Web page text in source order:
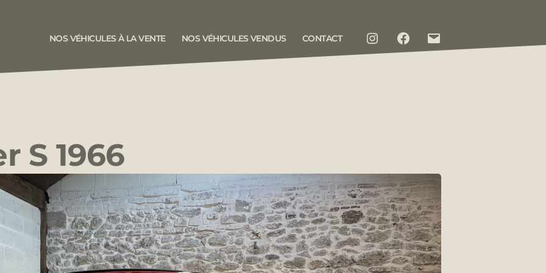
NOS VÉHICULES À LA VENTE NOS VÉHICULES VENDUS
CONTACT
INSTAGRAMFACEBOOKCONTACT
S 1966